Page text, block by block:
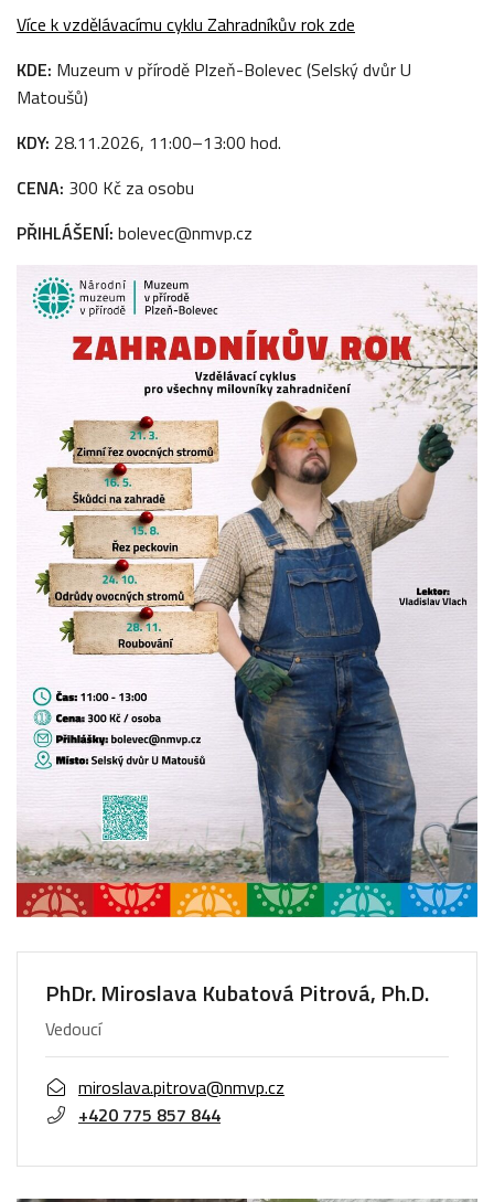
Více k vzdělávacímu cyklu Zahradníkův rok zde
KDE: Muzeum v přírodě Plzeň-Bolevec (Selský dvůr U
Matoušů)
KDY: 28.11.2026, 11:00–13:00 hod.
CENA: 300 Kč za osobu
PŘIHLÁŠENÍ: bolevec@nmvp.cz
PhDr. Miroslava Kubatová Pitrová, Ph.D.
Vedoucí
miroslava.pitrova@nmvp.cz
+420 775 857 844